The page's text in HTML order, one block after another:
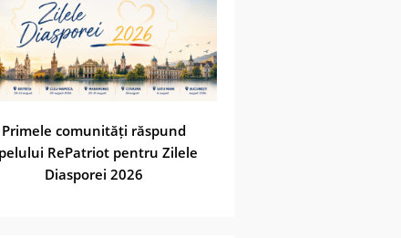
Primele comunități răspund
RePatriot pentru Zilele
Diasporei 2026